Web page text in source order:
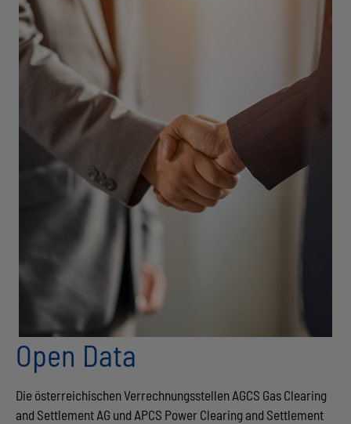
Open Data
Die österreichischen Verrechnungsstellen AGCS Gas Clearing
and Settlement AG und APCS Power Clearing and Settlement